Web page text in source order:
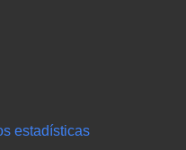
estadísticas